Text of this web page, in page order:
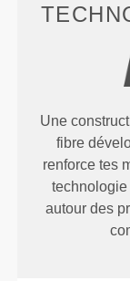
Une
fibre
renforce tes
autour des